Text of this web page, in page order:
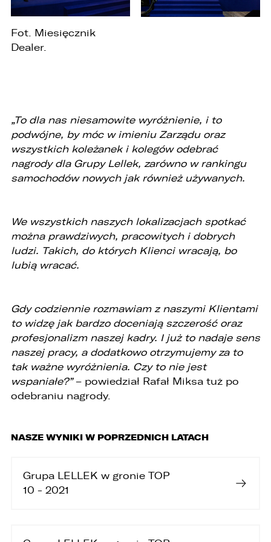
Fot. Miesięcznik
Dealer.
„To dla nas niesamowite wyróżnienie, i to
podwójne, by móc w imieniu Zarządu oraz
wszystkich koleżanek i kolegów odebrać
nagrody dla Grupy Lellek, zarówno w rankingu
samochodów nowych jak również używanych.
We wszystkich naszych lokalizacjach spotkać
można prawdziwych, pracowitych i dobrych
ludzi. Takich, do których Klienci wracają, bo
lubią wracać.
Gdy codziennie rozmawiam z naszymi Klientami
to widzę jak bardzo doceniają szczerość oraz
profesjonalizm naszej kadry. I już to nadaje sens
naszej pracy, a dodatkowo otrzymujemy za to
tak ważne wyróżnienia. Czy to nie jest
wspaniałe?”– powiedział Rafał Miksa tuż po
odebraniu nagrody.
NASZE WYNIKI W POPRZEDNICH LATACH
Grupa LELLEK w gronie TOP
10 - 2021
zgłoszenia.
będą:
swoich obowiązków służbowych,
wykonanie czynności, z którymi wiąże się
konieczność przetwarzania danych (podmioty
przetwarzające).
wymagają tego przepisy prawa lub do czasu
cofnięcia wcześniej udzielonej przez Państwa
zgody.
2. Posiadają Państwo prawo do żądania od
żądania zaprzestania przetwarzania i
przenoszenia danych, jak również prawo do
cofnięcia zgody w dowolnym momencie bez
wpływu na zgodność z prawem przetwarzania,
którego dokonano na podstawie zgody przed
jej cofnięciem
3. Mają Państwo prawo do wniesienia skargi do
Prezesa Urzędu Ochrony Danych Osobowych
realizację powyższych celów oraz kontakt z
Państwem.